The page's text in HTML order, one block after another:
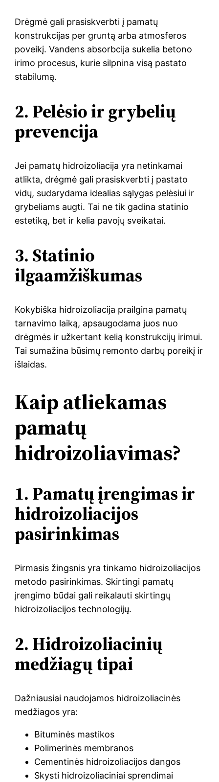
Drėgmė gali prasiskverbti į pamatų
konstrukcijas per gruntą arba atmosferos
poveikį. Vandens absorbcija sukelia betono
irimo procesus, kurie silpnina visą pastato
stabilumą.
2. Pelėsio ir grybelių
prevencija
Jei pamatų hidroizoliacija yra netinkamai
atlikta, drėgmė gali prasiskverbti į pastato
vidų, sudarydama idealias sąlygas pelėsiui ir
grybeliams augti. Tai ne tik gadina statinio
estetiką, bet ir kelia pavojų sveikatai.
3. Statinio
ilgaamžiškumas
Kokybiška hidroizoliacija prailgina pamatų
tarnavimo laiką, apsaugodama juos nuo
drėgmės ir užkertant kelią konstrukcijų irimui.
Tai sumažina būsimų remonto darbų poreikį ir
išlaidas.
Kaip atliekamas
pamatų
hidroizoliavimas?
1. Pamatų įrengimas ir
hidroizoliacijos
pasirinkimas
Pirmasis žingsnis yra tinkamo hidroizoliacijos
metodo pasirinkimas. Skirtingi pamatų
įrengimo būdai gali reikalauti skirtingų
hidroizoliacijos technologijų.
2. Hidroizoliacinių
medžiagų tipai
Dažniausiai naudojamos hidroizoliacinės
medžiagos yra:
Bituminės mastikos
Polimerinės membranos
Cementinės hidroizoliacijos dangos
Skysti hidroizoliaciniai sprendimai